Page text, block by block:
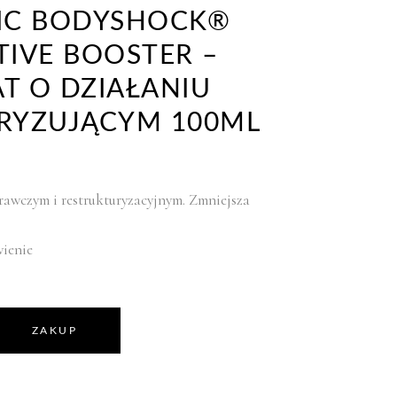
BODYSHOCK®
BOOSTER –
O DZIAŁANIU
100ML
i restrukturyzacyjnym. Zmniejsza
ZAKUP